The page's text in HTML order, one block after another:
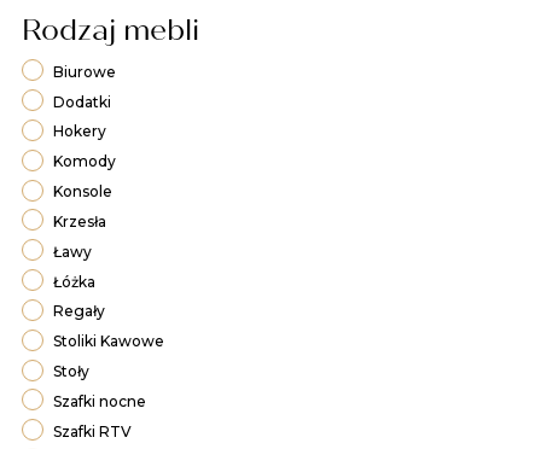
Rodzaj mebli
Biurowe
Dodatki
Hokery
Komody
Konsole
Krzesła
Ławy
Łóżka
Regały
Stoliki Kawowe
Stoły
Szafki nocne
Szafki RTV